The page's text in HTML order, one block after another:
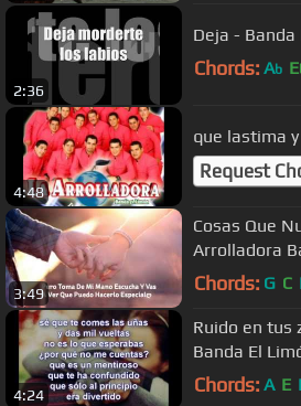
2:36
Deja - Banda
Chords: Ab E
4:48
que lastima
Request
3:49
Cosas Que
Arrolladora
Chords: G C
4:24
Ruido en tus
Banda El
Chords: A E